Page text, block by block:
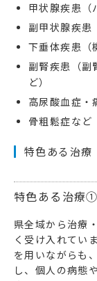
甲状腺疾患（
副甲状腺疾患
下垂体疾患（
副腎疾患（副
ど）
高尿酸血症・
骨粗鬆症など
特色ある治療
特色ある治療①
県全域から治療
く受け入れてい
を用いながらも
し、個人の病態